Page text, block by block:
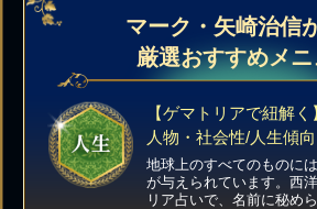
マーク・矢崎治信
厳選おすすめメニ
【ゲマトリアで紐解
人物・社会性/人生傾向
地球上のすべてのものに
が与えられています。西
リア占いで、名前に秘め